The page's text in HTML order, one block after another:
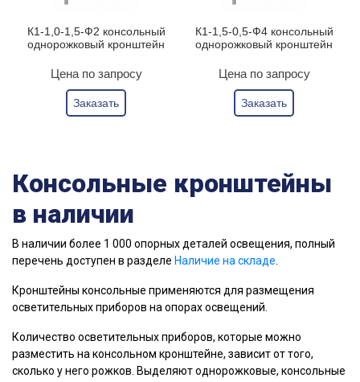
К1-1,0-1,5-Ф2 консольный
однорожковый кронштейн
Цена по запросу
Заказать
К1-1,5-0,5-Ф4 консольный
однорожковый кронштейн
Цена по запросу
Заказать
Консольные кронштейны
в наличии
В наличии более 1 000 опорных деталей освещения, полный
перечень доступен в разделе Наличие на складе
Кронштейны консольные применяются для размещения
осветительных приборов на опорах освещений.
Количество осветительных приборов, которые можно
разместить на консольном кронштейне, зависит от того,
сколько у него рожков. Выделяют однорожковые, консольные